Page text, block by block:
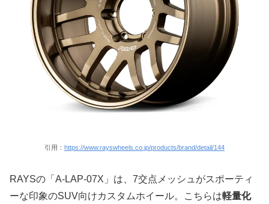
引用： https://www.rayswheels.co.jp/products/brand/detail/144
RAYSの「A-LAP-07X」は、7交点メッシュがスポーティ
ーな印象のSUV向けカスタムホイール。こちらは軽量化